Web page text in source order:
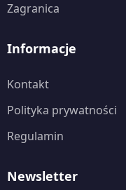
Zagranica
Informacje
Kontakt
Polityka prywatności
Regulamin
Newsletter